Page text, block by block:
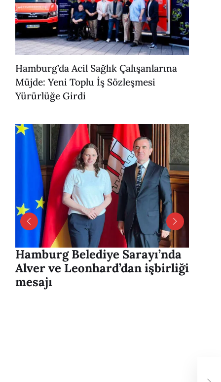
Hamburg’da Acil Sağlık Çalışanlarına
Müjde: Yeni Toplu İş Sözleşmesi
Yürürlüğe Girdi
Hamburg Belediye Sarayı’nda
Alver ve Leonhard’dan işbirliği
mesajı